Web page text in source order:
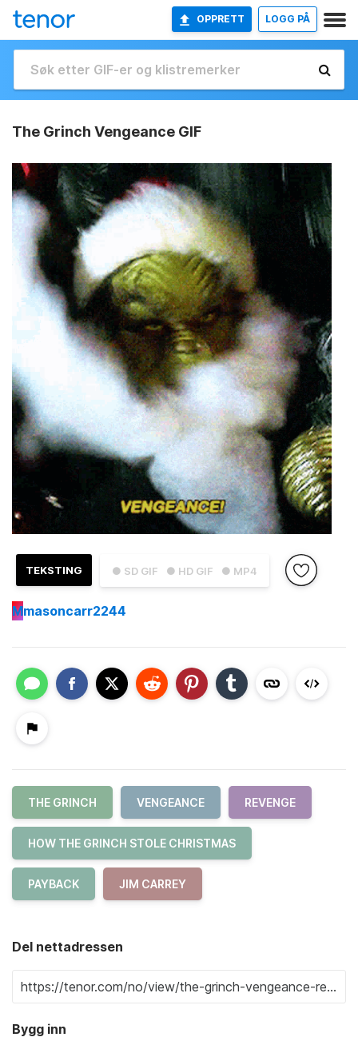
OPPRETT LOGG PÅ
The Grinch Vengeance GIF
● SD GIF ● HD GIF ● MP4
TEKSTING
Mmasoncarr2244
THE GRINCH VENGEANCE REVENGE
HOW THE GRINCH STOLE CHRISTMAS
PAYBACK JIM CARREY
Del nettadressen
Bygg inn